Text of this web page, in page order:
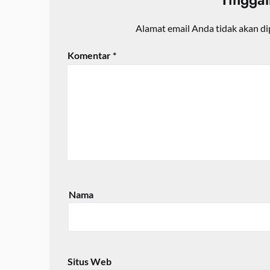
Alamat email Anda tidak akan
Komentar*
Nama
Situs Web